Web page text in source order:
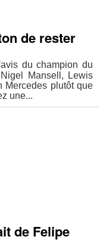
de rester
du champion du
Mansell, Lewis
Mercedes plutôt que
une...
de Felipe